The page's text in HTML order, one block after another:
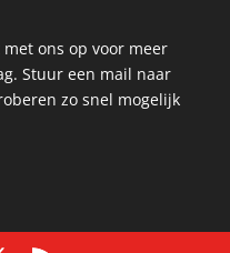
ons op voor meer
Stuur een mail naar
zo snel mogelijk